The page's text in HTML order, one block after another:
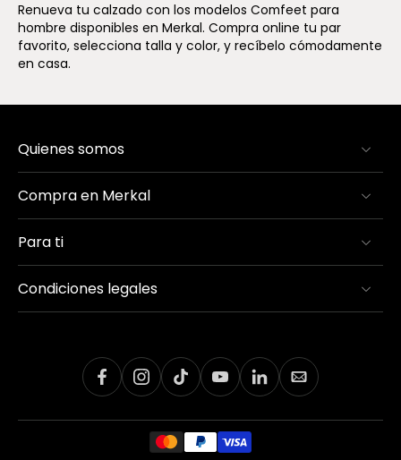
Renueva tu calzado con los modelos Comfeet para
hombre disponibles en Merkal. Compra online tu par
favorito, selecciona talla y color, y recíbelo cómodamente
en casa.
Quienes somos
Compra en Merkal
Para ti
Condiciones legales